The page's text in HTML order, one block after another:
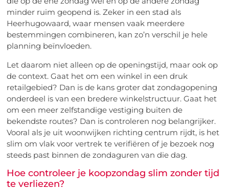
minder ruim geopend is. Zeker in een stad als
Heerhugowaard, waar mensen vaak meerdere
bestemmingen combineren, kan zo’n verschil je hele
planning beïnvloeden.
Let daarom niet alleen op de openingstijd, maar ook op
de context. Gaat het om een winkel in een druk
retailgebied? Dan is de kans groter dat zondagopening
onderdeel is van een bredere winkelstructuur. Gaat het
om een meer zelfstandige vestiging buiten de
bekendste routes? Dan is controleren nog belangrijker.
Vooral als je uit woonwijken richting centrum rijdt, is het
slim om vlak voor vertrek te verifiëren of je bezoek nog
steeds past binnen de zondaguren van die dag.
Hoe controleer je koopzondag slim zonder tijd
te verliezen?